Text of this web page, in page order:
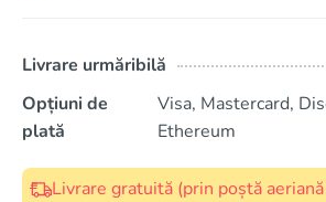
Livrare urmăribilă
Opțiuni de
plată
Visa, Mastercard,
Ethereum
Livrare gratuită (prin poștă